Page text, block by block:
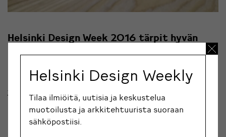
Helsinki Design Week 2016 tärpit hyvän
Helsinki Design Week 2016 tärpit hyvän ruoan
ystäville.
Raamit ruualle(Uudenmaankatu 33 I 46)
Helsinki Design Weekly
Tilaa ilmiöitä, uutisia ja keskustelua
muotoilusta ja arkkitehtuurista suoraan
sähköpostiisi.